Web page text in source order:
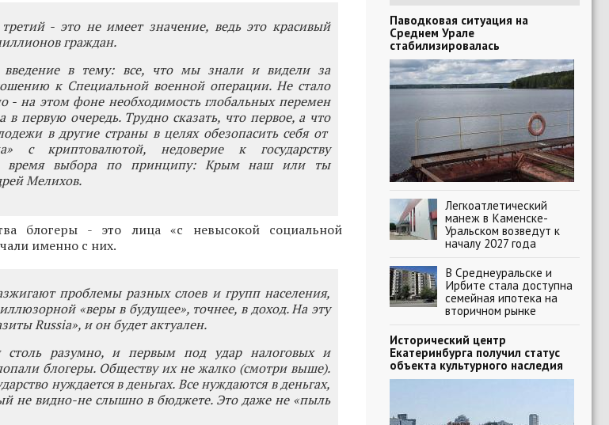
- это не имеет значение, ведь это красивый
граждан.
введение в тему: все, что мы знали и видели за
к Специальной военной операции. Не стало
- на этом фоне необходимость глобальных перемен
в первую очередь. Трудно сказать, что первое, а что
в другие страны в целях обезопасить себя от
с криптовалютой, недоверие к государству
время выбора по принципу: Крым наш или ты
Мелихов.
блогеры - это лица «с невысокой социальной
именно с них.
проблемы разных слоев и групп населения,
«веры в будущее», точнее, в доход. На эту
Russia», и он будет актуален.
столь разумно, и первым под удар налоговых и
блогеры. Обществу их не жалко (смотри выше).
нуждается в деньгах. Все нуждаются в деньгах,
не видно-не слышно в бюджете. Это даже не «пыль
Паводковая ситуация на
Среднем Урале
стабилизировалась
Легкоатлетический
манеж в Каменске-
Уральском возведут к
началу 2027 года
В Среднеуральске и
Ирбите стала доступна
семейная ипотека на
вторичном рынке
Исторический центр
Екатеринбурга получил статус
объекта культурного наследия